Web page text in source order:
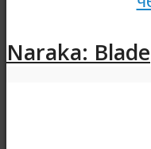
Naraka: